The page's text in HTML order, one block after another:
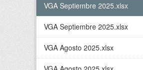
VGA Septiembre 2025.xlsx
VGA Septiembre 2025.xlsx
VGA Agosto 2025.xlsx